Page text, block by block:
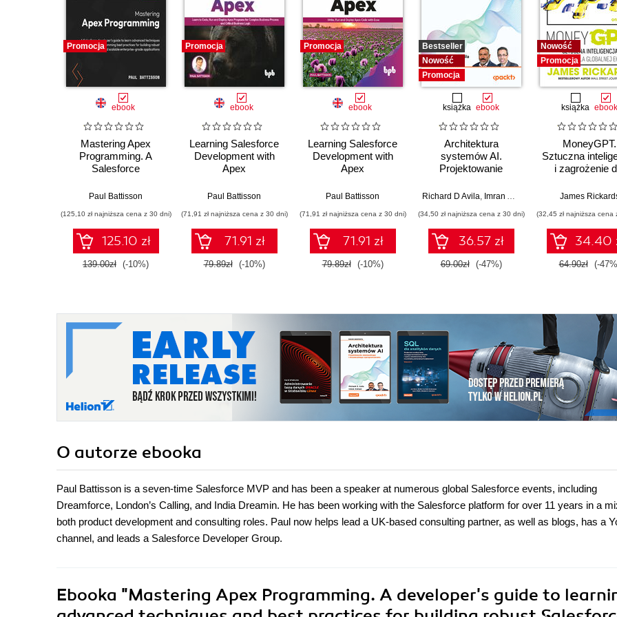
Promocja
ebook
Mastering Apex
Programming. A
Salesforce
learn advanced
programming best
practices for building
robust and scalable
enterprise-grade
applications - Second
Paul Battisson
(125,10 zł najniższa cena z 30 dni)
125.10 zł
139.00zł (-10%)
Promocja
ebook
Learning Salesforce
Development with
Apex
Paul Battisson
(71,91 zł najniższa cena z 30 dni)
71.91 zł
79.89zł (-10%)
Promocja
ebook
Learning Salesforce
Development with
Apex
Paul Battisson
(71,91 zł najniższa cena z 30 dni)
71.91 zł
79.89zł (-10%)
Bestseller
Nowość
Promocja
książka ebook
Architektura
systemów AI.
Projektowanie
niezawodnego
Richard D Avila, Imran Ahmad
(34,50 zł najniższa cena z 30 dni)
36.57 zł
69.00zł (-47%)
Nowość
Promocja
książka ebook
MoneyGPT.
Sztuczna
i zagrożenie
James
(32,45 zł najniższa cena
34.40
64.90zł (-
O autorze ebooka
Paul Battisson is a seven-time Salesforce MVP and has been a speaker at numerous global Salesforce events, including
Dreamforce, London’s Calling, and India Dreamin. He has been working with the Salesforce platform for over 11 years in a
both product development and consulting roles. Paul now helps lead a UK-based consulting partner, as well as blogs, has a
channel, and leads a Salesforce Developer Group.
Ebooka "Mastering Apex Programming. A developer's guide to